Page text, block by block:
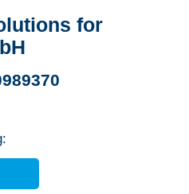
for